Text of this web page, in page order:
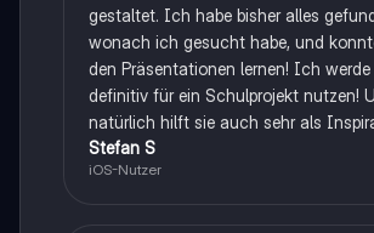
gestaltet. Ich habe bisher alles
wonach ich gesucht habe, und
den Präsentationen lernen! Ich werde
definitiv für ein Schulprojekt nutzen!
natürlich hilft sie auch sehr als
Stefan S
iOS-Nutzer